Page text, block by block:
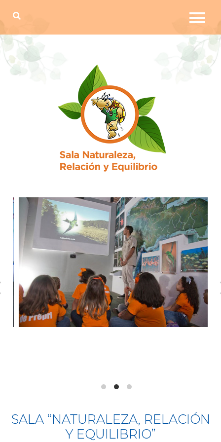
SALA “NATURALEZA, RELACIÓN
Y EQUILIBRIO”